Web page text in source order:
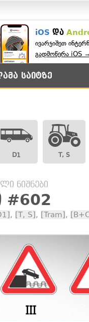
iOS და
ივარჯიშეთ
გადმოწერა iOS →
საიტზე
D1 T, S
ნიშნები
#602
, [T, S], [Tram],